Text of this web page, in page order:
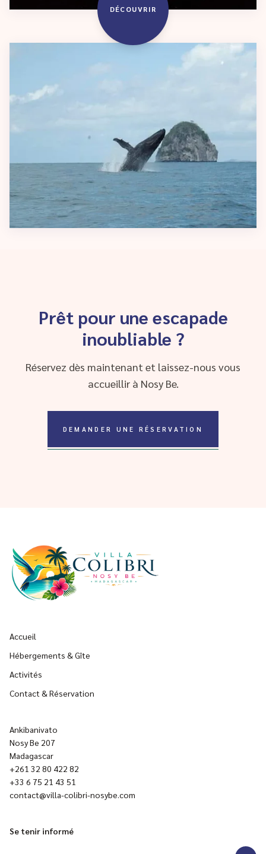
DÉCOUVRIR
Prêt pour une escapade
inoubliable ?
Réservez dès maintenant et laissez-nous vous
accueillir à Nosy Be.
DEMANDER UNE RÉSERVATION
Accueil
Hébergements & Gîte
Activités
Contact & Réservation
Ankibanivato
Nosy Be 207
Madagascar
+261 32 80 422 82
+33 6 75 21 43 51
contact@villa-colibri-nosybe.com
Se tenir informé